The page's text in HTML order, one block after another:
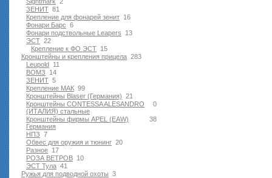
81
ЗЕНИТ
16
Крепление для фонарей зенит
6
Фонари Барс
13
Фонари подствольные Leapers
22
ЭСТ
15
Крепление к ФО ЭСТ
283
Кронштейны и крепления прицела
11
Leupold
14
ВОМЗ
5
ЗЕНИТ
99
Крепление МАК
21
Кронштейны Blaser (Германия)
0
Кронштейны CONTESSA ALESANDRO
(ИТАЛИЯ) стальные
38
Кронштейны фирмы APEL (EAW)
Германия
7
НПЗ
20
Обвес для оружия и тюнинг
17
Разное
10
РОЗА ВЕТРОВ
41
ЭСТ Тула
3
Ружья для подводной оxоты